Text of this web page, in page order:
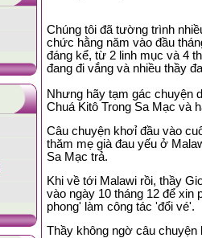
Chúng tôi đã tường trình
chức hằng năm vào đầu
đáng kể, từ 2 linh mục và 4
đang đi vắng và nhiều thầy
Nhưng hãy tạm gác chuyện
Chuá Kitô Trong Sa Mạc và
Câu chuyện khơỉ đầu vào
thăm mẹ già đau yếu ở
Sa Mạc trả.
Khi về tới Malawi rồi, thầy
vào ngày 10 tháng 12 để xin
phong' làm công tác 'đổi vé'.
Thầy không ngờ câu chuyện